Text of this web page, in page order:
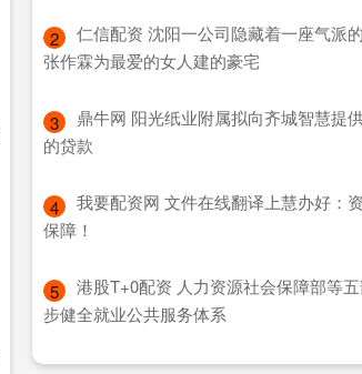
2
仁信配资 沈阳一公司隐藏着一座气派
张作霖为最爱的女人建的豪宅
3
鼎牛网 阳光纸业附属拟向齐城智慧提
的贷款
4
我要配资网 文件在线翻译上慧办好：
保障！
5
港股T+0配资 人力资源社会保障部等
步健全就业公共服务体系